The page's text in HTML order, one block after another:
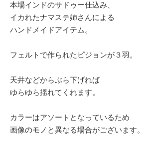
本場インドのサドゥー仕込み、
イカれたナマステ姉さんによる
ハンドメイドアイテム。
フェルトで作られたピジョンが３羽。
天井などからぶら下げれば
ゆらゆら揺れてくれます。
カラーはアソートとなっているため
画像のモノと異なる場合がございます。